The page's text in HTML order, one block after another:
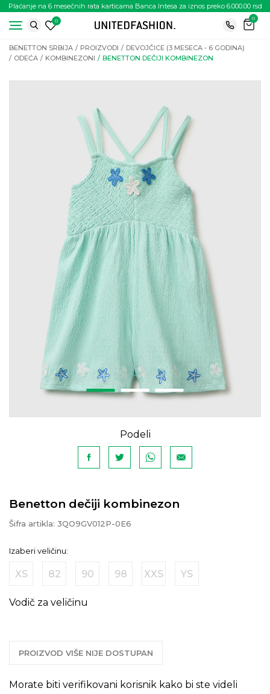
Plaćanje na 6 mesečnih rata karticama Banca Intesa za iznos preko 6.000.00 rsd
0
0
BENETTON SRBIJA PROIZVODI
DEVOJČICE (3 MESECA - 6 GODINA)
ODEĆA
KOMBINEZONI BENETTON DEČIJI KOMBINEZON
Podeli
Benetton dečiji kombinezon
Šifra artikla: 3QO9GV012P-0E6
Izaberi veličinu:
XS 82 90 98 XXS YS
Vodič za veličinu
PROIZVOD VIŠE NIJE DOSTUPAN
Morate biti verifikovani korisnik kako bi ste videli